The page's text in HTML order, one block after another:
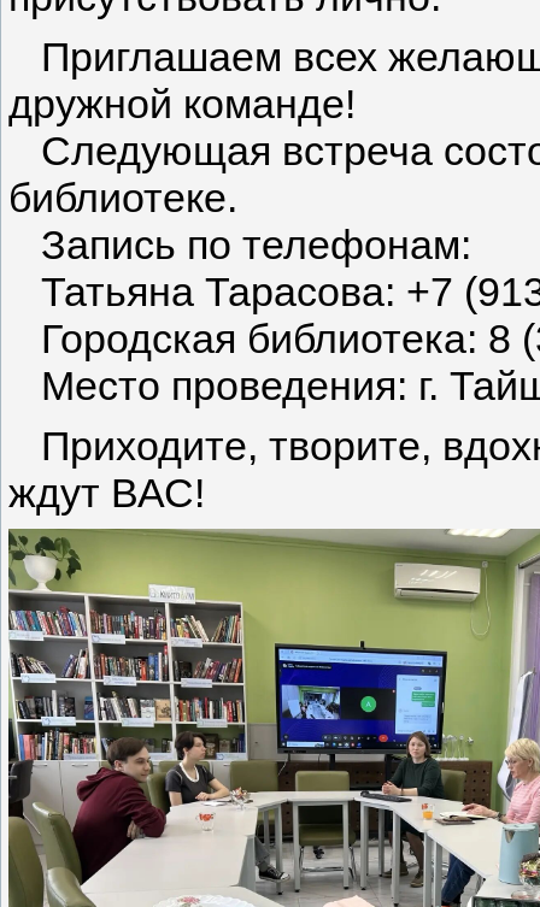
Приглашаем всех
дружной команде!
Следующая встреча
библиотеке.
Запись по телефонам:
Татьяна Тарасова: +7
Городская библиотека: 8
Место проведения: г.
Приходите, творите,
ждут ВАС!